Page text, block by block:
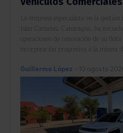
La empresa especialista en la gestión
Islas Canarias, Canaragua, ha iniciado
operaciones de renovación de su
incorporación progresiva a la misma de
Guillermo López - 10 agosto